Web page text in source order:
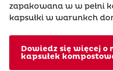
zapakowana w w pełni
kapsułki w warunkch
Dowiedz się więcej o
kapsułek